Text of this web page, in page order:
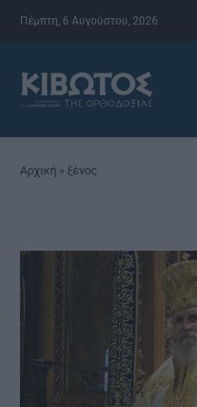
Πέμπτη, 6 Αυγούστου, 2026
Αρχική » ξένος